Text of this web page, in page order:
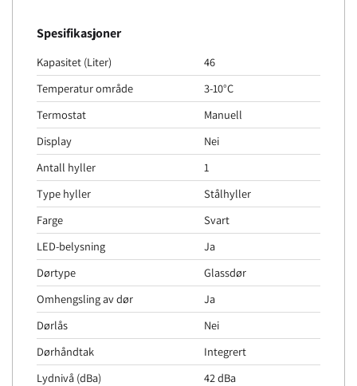
Spesifikasjoner
Kapasitet (Liter)
46
Temperatur område
3-10°C
Termostat
Manuell
Display
Nei
Antall hyller
1
Type hyller
Stålhyller
Farge
Svart
LED-belysning
Ja
Dørtype
Glassdør
Omhengsling av dør
Ja
Dørlås
Nei
Dørhåndtak
Integrert
Lydnivå (dBa)
42 dBa